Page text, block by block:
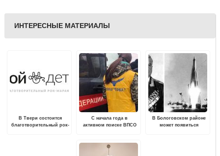
ИНТЕРЕСНЫЕ МАТЕРИАЛЫ
В Твери состоится
благотворительный рок-
С начала года в
активном поиске ВПСО
В Бологовском районе
может появиться